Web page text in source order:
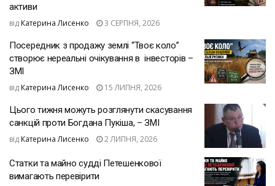
активи
від Катерина Лисенко 3 СЕРПНЯ, 2026
Посередник з продажу землі “Твоє коло”
створює нереальні очікування в інвесторів –
ЗМІ
від Катерина Лисенко 15 ЛИПНЯ, 2026
Цього тижня можуть розглянути скасування
санкцій проти Богдана Пукіша, – ЗМІ
від Катерина Лисенко 2 ЛИПНЯ, 2026
Статки та майно судді Петешенкової
вимагають перевірити